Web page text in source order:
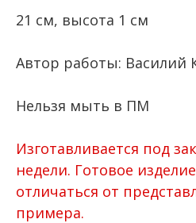
21 см, высота 1 см
Автор работы: Василий
Нельзя мыть в ПМ
Изготавливается под
недели. Готовое
отличаться от
примера.